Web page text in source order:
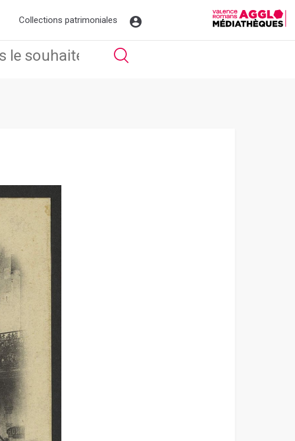
Collections patrimoniales